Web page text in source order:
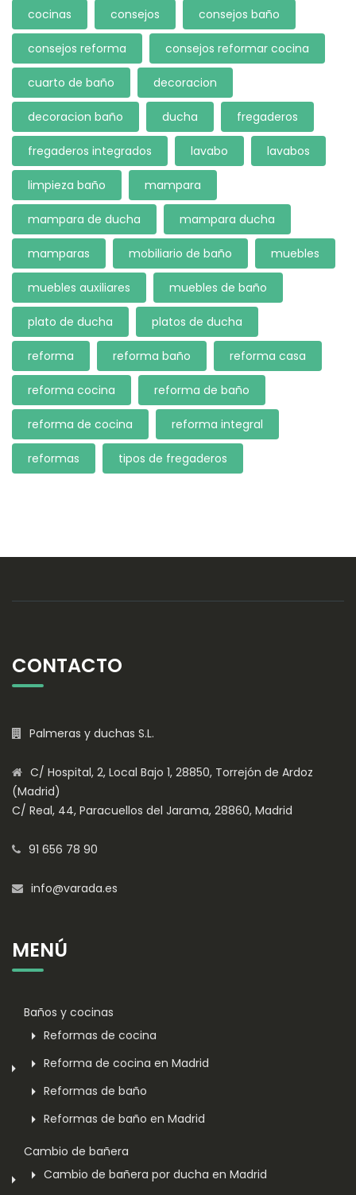
cocinas consejos consejos baño
consejos reforma consejos reformar cocina
cuarto de baño decoracion
decoracion baño ducha fregaderos
fregaderos integrados lavabo lavabos
limpieza baño mampara
mampara de ducha mampara ducha
mamparas mobiliario de baño muebles
muebles auxiliares muebles de baño
plato de ducha platos de ducha
reforma reforma baño reforma casa
reforma cocina reforma de baño
reforma de cocina reforma integral
reformas tipos de fregaderos
CONTACTO
Palmeras y duchas S.L.
C/ Hospital, 2, Local Bajo 1, 28850, Torrejón de Ardoz
(Madrid)
C/ Real, 44, Paracuellos del Jarama, 28860, Madrid
91 656 78 90
info@varada.es
MENÚ
Baños y cocinas
Reformas de cocina
Reforma de cocina en Madrid
Reformas de baño
Reformas de baño en Madrid
Cambio de bañera
Cambio de bañera por ducha en Madrid